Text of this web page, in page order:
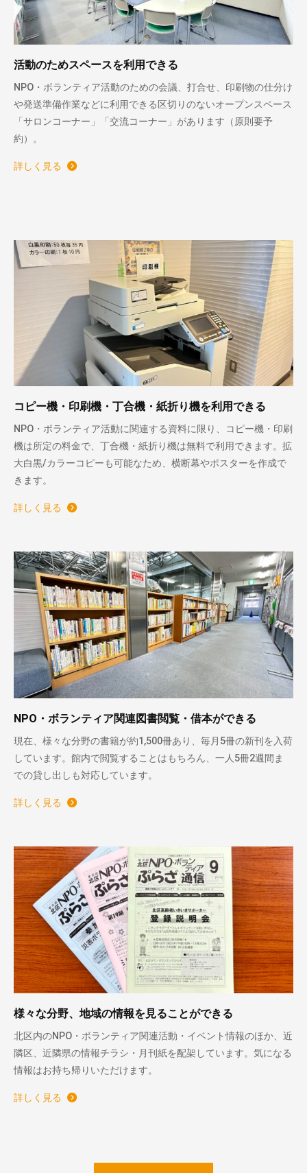
活動のためスペースを利用できる
NPO・ボランティア活動のための会議、打合せ、印刷物の仕分け
や発送準備作業などに利用できる区切りのないオープンスペース
「サロンコーナー」「交流コーナー」があります（原則要予
約）。
詳しく見る
コピー機・印刷機・丁合機・紙折り機を利用できる
NPO・ボランティア活動に関連する資料に限り、コピー機・印刷
機は所定の料金で、丁合機・紙折り機は無料で利用できます。拡
大白黒/カラーコピーも可能なため、横断幕やポスターを作成で
きます。
詳しく見る
NPO・ボランティア関連図書閲覧・借本ができる
現在、様々な分野の書籍が約1,500冊あり、毎月5冊の新刊を入荷
しています。館内で閲覧することはもちろん、一人5冊2週間ま
での貸し出しも対応しています。
詳しく見る
様々な分野、地域の情報を見ることができる
北区内のNPO・ボランティア関連活動・イベント情報のほか、近
隣区、近隣県の情報チラシ・月刊紙を配架しています。気になる
情報はお持ち帰りいただけます。
詳しく見る